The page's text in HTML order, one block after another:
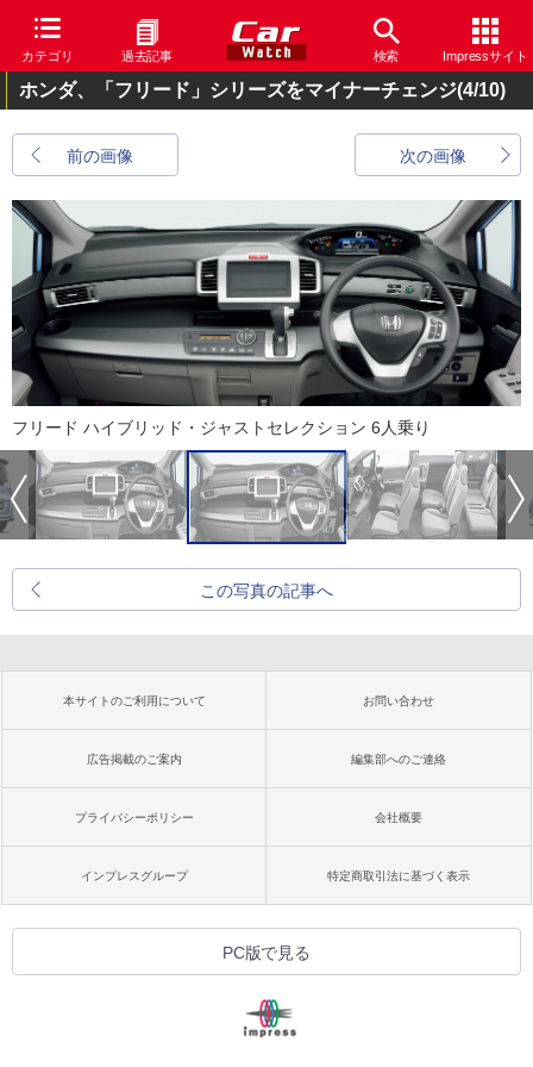
カテゴリ 過去記事 検索 Impressサイト
ホンダ、「フリード」シリーズをマイナーチェンジ(4/10)
前の画像 次の画像
フリード ハイブリッド・ジャストセレクション 6人乗り
この写真の記事へ
本サイトのご利用について お問い合わせ
広告掲載のご案内 編集部へのご連絡
プライバシーポリシー 会社概要
インプレスグループ 特定商取引法に基づく表示
PC版で見る